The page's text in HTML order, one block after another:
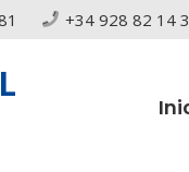
+34 928 82 14